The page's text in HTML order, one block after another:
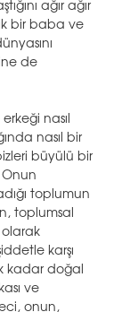
ağır ağır
bir baba ve
de
nasıl
nasıl bir
büyülü bir
Onun
toplumun
toplumsal
olarak
karşı
kadar doğal
ve
onun,